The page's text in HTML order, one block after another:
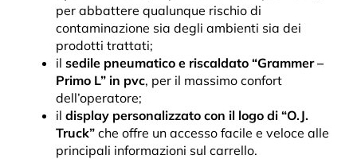
per abbattere qualunque rischio di
contaminazione sia degli ambienti sia dei
prodotti trattati;
il sedile pneumatico e riscaldato “Grammer –
Primo L” in pvc, per il massimo confort
dell’operatore;
il display personalizzato con il logo di “O.J.
Truck” che offre un accesso facile e veloce alle
principali informazioni sul carrello.